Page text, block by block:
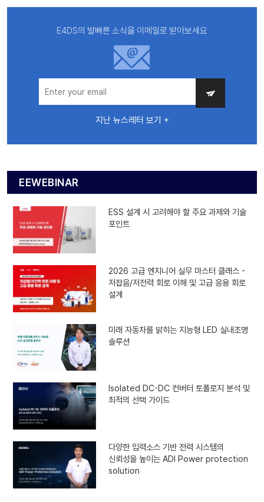
E4DS의 발빠른 소식을 이메일로 받아보세요
지난 뉴스레터 보기 +
EEWEBINAR
ESS 설계 시 고려해야 할 주요 과제와 기술
포인트
2026 고급 엔지니어 실무 마스터 클래스 -
저잡음/저전력 회로 이해 및 고급 응용 회로
설계
미래 자동차를 밝히는 지능형 LED 실내조명
솔루션
Isolated DC-DC 컨버터 토폴로지 분석 및
최적의 선택 가이드
다양한 입력소스 기반 전력 시스템의
신뢰성을 높이는 ADI Power protection
solution